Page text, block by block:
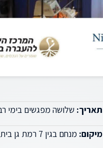
תאריך: שלושה מפגשים בימי רביעי (27.11, 4.12, 11.12) בין
מיקום: מנחם בגין 7 רמת גן בית גיבור ספורט, קומה 33 , משרד נמרוד ירון ושות׳